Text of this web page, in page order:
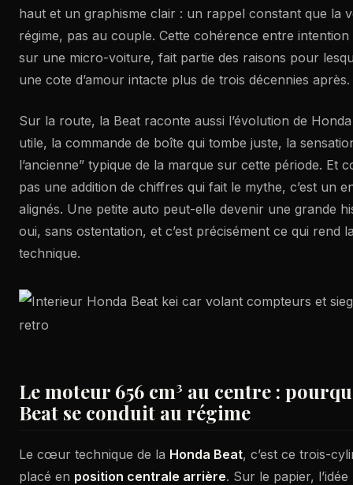
haut et un graphisme clair : un rappel constant que la
régime, pas au couple. Cette cohérence entre
sur une micro-voiture, fait partie des raisons pour
une cote d’amour intacte plus de trois décennies après.
Sur la route, la Beat raconte aussi l’évolution de Honda
utile, la commande de boîte qui tombe juste, la
l’ancienne” typique de la marque sur cette période. Et
pas une addition de chiffres qui fait le mythe, c’est un
alignés. Une petite auto peut-elle devenir une grande
oui, sans ostentation, et c’est précisément ce qui rend
technique.
Le moteur 656 cm³ au centre :
Beat se conduit au régime
Le cœur technique de la Honda Beat, c’est ce trois-
placé en position centrale arrière. Sur le papier,